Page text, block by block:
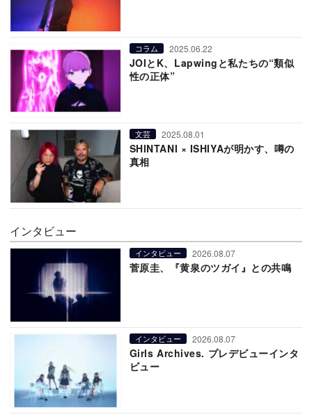
コラム 2025.06.22
JOIとK、Lapwingと私たちの“類似
性の正体”
文芸 2025.08.01
SHINTANI × ISHIYAが明かす、噂の
真相
インタビュー
インタビュー 2026.08.07
菅原圭、『黄泉のツガイ』との共鳴
インタビュー 2026.08.07
Girls Archives. プレデビューインタ
ビュー